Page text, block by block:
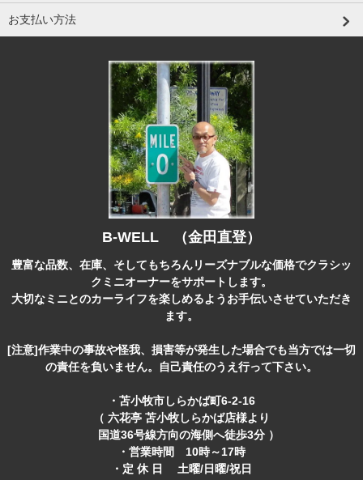
お支払い方法
B-WELL （金田直登）
豊富な品数、在庫、そしてもちろんリーズナブルな価格でクラシッ
クミニオーナーをサポートします。
大切なミニとのカーライフを楽しめるようお手伝いさせていただき
ます。
[注意]作業中の事故や怪我、損害等が発生した場合でも当方では一切
の責任を負いません。自己責任のうえ行って下さい。
・苫小牧市しらかば町6-2-16
（ 六花亭 苫小牧しらかば店様より
国道36号線方向の海側へ徒歩3分 ）
・営業時間 10時～17時
・定 休 日 土曜/日曜/祝日